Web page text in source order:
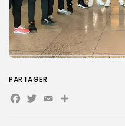
FR
PARTAGER
Facebook
Twitter
EmailPartager